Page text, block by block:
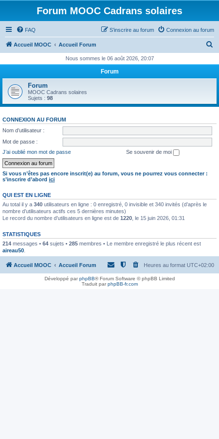
Forum MOOC Cadrans solaires
FAQ Connexion au forum
S’inscrire au forum
Accueil MOOC Accueil Forum
h
r
Nous sommes le 06 août 2026, 20:07
Forum
Forum
MOOC Cadrans solaires
Sujets : 98
CONNEXION AU FORUM
Nom d’utilisateur :
Mot de passe :
J’ai oublié mon mot de passe
Se souvenir de moi
Si vous n’êtes pas encore inscrit(e) au forum, vous ne pourrez vous connecter :
s’inscrire d’abord ici
QUI EST EN LIGNE
Au total il y a 340 utilisateurs en ligne : 0 enregistré, 0 invisible et 340 invités (d’après le
nombre d’utilisateurs actifs ces 5 dernières minutes)
Le record du nombre d’utilisateurs en ligne est de 1220 , le 15 juin 2026, 01:31
STATISTIQUES
214 messages • 64 sujets • 285 membres • Le membre enregistré le plus récent est
aireau50
Accueil MOOC Accueil Forum Heures au format UTC+02:00
Développé parphpBB® Forum Software © phpBB Limited
Traduit parphpBB-fr.com